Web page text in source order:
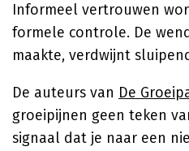
Informeel vertrouwen
formele controle. De
maakte, verdwijnt
De auteurs van De
groeipijnen geen teken
signaal dat je naar een